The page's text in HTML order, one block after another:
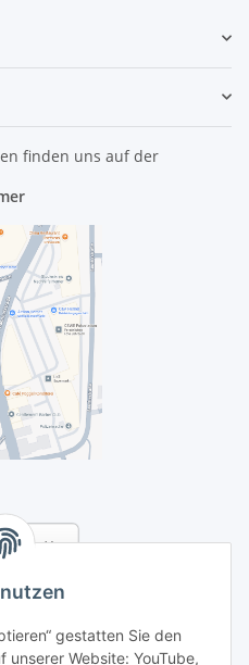
gestatten Sie den
unserer Website: YouTube,
finden uns auf der